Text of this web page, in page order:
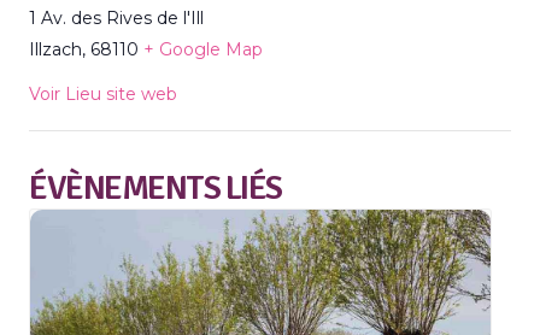
1 Av. des Rives de l'Ill
Illzach, 68110 + Google Map
Voir Lieu site web
ÉVÈNEMENTS LIÉS